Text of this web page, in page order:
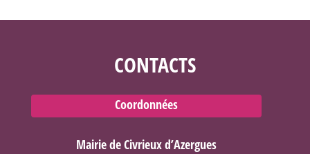
CONTACTS
Coordonnées
Mairie de Civrieux d’Azergues